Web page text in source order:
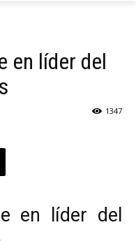
en líder del
1347
en líder del